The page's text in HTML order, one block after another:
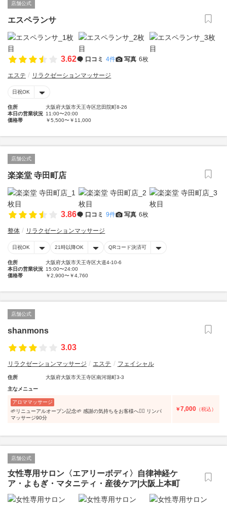
店舗公式
エスペランサ
3.62 口コミ 4件 写真 6枚
エステ リラクゼーションマッサージ
日祝OK
住所
大阪府大阪市天王寺区悲田院町8-26
本日の営業状況 11:00〜20:00
価格帯
￥5,500〜￥11,000
店舗公式
楽楽堂 寺田町店
3.86 口コミ 9件 写真 6枚
整体 リラクゼーションマッサージ
日祝OK 21時以降OK QRコード決済可
住所
大阪府大阪市天王寺区大道4-10-6
本日の営業状況 15:00〜24:00
価格帯
￥2,900〜￥4,760
店舗公式
shanmons
3.03
リラクゼーションマッサージ エステ フェイシャル
住所 大阪府大阪市天王寺区南河堀町3-3
主なメニュー
アロママッサージ
🌱リニューアルオープン記念🌱 感謝の気持ちをお客様へ🙇‍♀️ リンパ
マッサージ90分
￥7,000 （税込）
店舗公式
女性専用サロン〈エアリーボディ〉自律神経ケ
ア・よもぎ・マタニティ・産後ケア|大阪上本町